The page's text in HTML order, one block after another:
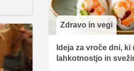
ki
Zdravo in vegi
Ideja za vroče dni, ki
lahkotnostjo in